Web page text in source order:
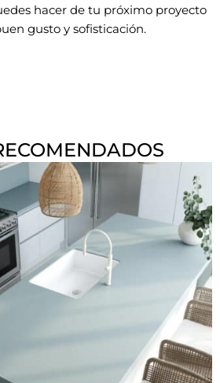
hacer de tu próximo proyecto
gusto y sofisticación.